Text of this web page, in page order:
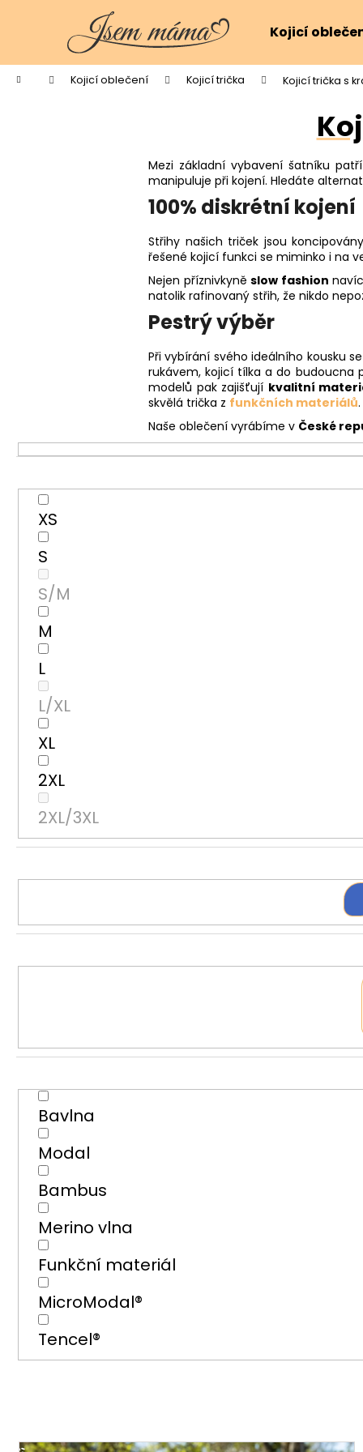
Kojicí
Domů Kojicí oblečení Kojicí trička Kojicí trička s
Mezi základní vybavení šatníku
manipuluje při kojení. Hledáte
100% diskrétní kojení
Střihy našich triček jsou
řešené kojicí funkci se miminko i na
Nejen příznivkyně slow fashion
natolik rafinovaný střih, že nikdo
Pestrý výběr
Při vybírání svého ideálního kousku
rukávem, kojicí tílka a do budoucna
modelů pak zajišťují kvalitní
skvělá trička z funkčních materiálů.
Naše oblečení vyrábíme v České
XS
S
S/M
M
L
L/XL
XL
2XL
2XL/3XL
Bavlna
Modal
Bambus
Merino vlna
Funkční materiál
MicroModal®
Tencel®
V
í
Zpět
do
obchodu
Zpět
do
obchodu